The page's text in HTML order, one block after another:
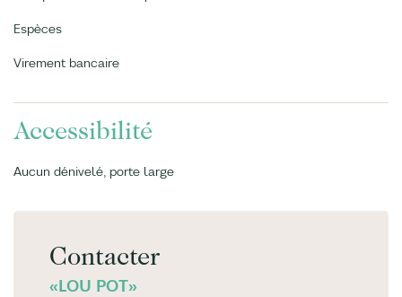
Espèces
Virement bancaire
Accessibilité
Aucun dénivelé, porte large
Contacter
«LOU POT»